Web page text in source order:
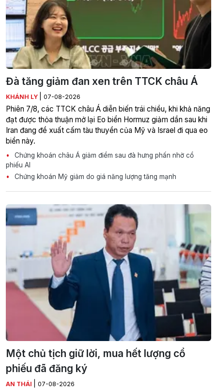
Đà tăng giảm đan xen trên TTCK châu Á
KHÁNH LY 07-08-2026
Phiên 7/8, các TTCK châu Á diễn biến trái chiều, khi khả năng
đạt được thỏa thuận mở lại Eo biển Hormuz giảm dần sau khi
Iran đang đề xuất cấm tàu thuyền của Mỹ và Israel đi qua eo
biển này.
Chứng khoán châu Á giảm điểm sau đà hưng phấn nhờ cổ
phiếu AI
Chứng khoán Mỹ giảm do giá năng lượng tăng mạnh
Một chủ tịch giữ lời, mua hết lượng cổ
phiếu đã đăng ký
AN THÁI 07-08-2026